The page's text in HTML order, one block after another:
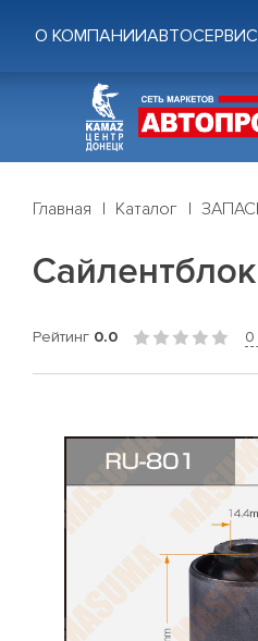
О КОМПАНИИАВТОСЕРВИС
Главная Каталог
Рейтинг 0.0 0